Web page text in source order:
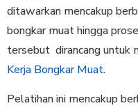
ditawarkan mencakup
bongkar muat hingga
tersebut dirancang untuk
Kerja Bongkar Muat.​
Pelatihan ini mencakup